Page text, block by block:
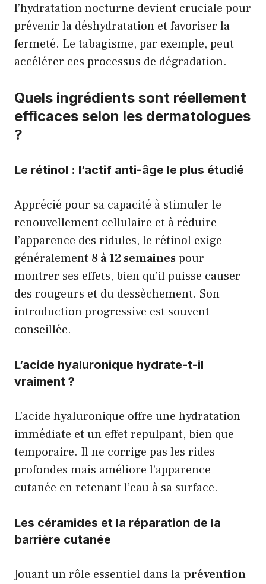
l’hydratation nocturne devient cruciale pour
prévenir la déshydratation et favoriser la
fermeté. Le tabagisme, par exemple, peut
accélérer ces processus de dégradation.
Quels ingrédients sont réellement
efficaces selon les dermatologues
?
Le rétinol : l’actif anti-âge le plus étudié
Apprécié pour sa capacité à stimuler le
renouvellement cellulaire et à réduire
l’apparence des ridules, le rétinol exige
généralement 8 à 12 semainespour
montrer ses effets, bien qu’il puisse causer
des rougeurs et du dessèchement. Son
introduction progressive est souvent
conseillée.
L’acide hyaluronique hydrate-t-il
vraiment ?
L’acide hyaluronique offre une hydratation
immédiate et un effet repulpant, bien que
temporaire. Il ne corrige pas les rides
profondes mais améliore l’apparence
cutanée en retenant l’eau à sa surface.
Les céramides et la réparation de la
barrière cutanée
Jouant un rôle essentiel dans laprévention